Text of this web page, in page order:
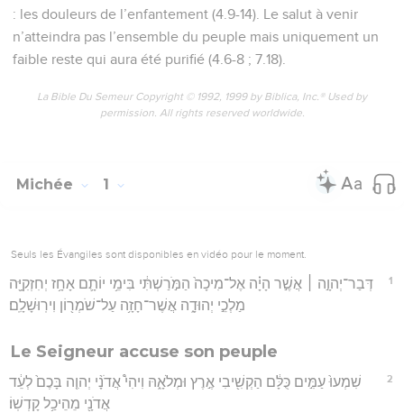
: les douleurs de l’enfantement (4.9-14). Le salut à venir
n’atteindra pas l’ensemble du peuple mais uniquement un
faible reste qui aura été purifié (4.6-8 ; 7.18).
La Bible Du Semeur Copyright © 1992, 1999 by Biblica, Inc.® Used by
permission. All rights reserved worldwide.
Michée 1
Seuls les Évangiles sont disponibles en vidéo pour le moment.
1
דְּבַר־יְהוָ֣ה ׀ אֲשֶׁ֣ר הָיָ֗ה אֶל־מִיכָה֙ הַמֹּ֣רַשְׁתִּ֔י בִּימֵ֥י יוֹתָ֛ם אָחָ֥ז יְחִזְקִיָּ֖ה
מַלְכֵ֣י יְהוּדָ֑ה אֲשֶׁר־חָזָ֥ה עַל־שֹׁמְר֖וֹן וִירֽוּשָׁלִָֽם׃
Le Seigneur accuse son peuple
2
שִׁמְעוּ֙ עַמִּ֣ים כֻּלָּ֔ם הַקְשִׁ֖יבִי אֶ֣רֶץ וּמְלֹאָ֑הּ וִיהִי֩ אֲדֹנָ֨י יְהוִ֤ה בָּכֶם֙ לְעֵ֔ד
אֲדֹנָ֖י מֵהֵיכַ֥ל קָדְשֽׁוֹ׃